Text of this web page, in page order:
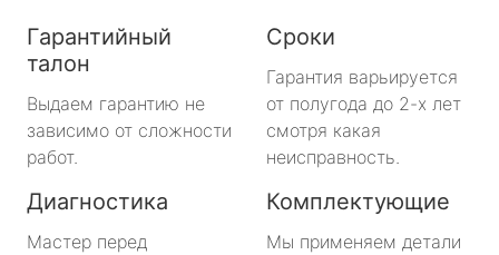
Гарантийный
талон
Выдаем гарантию не
зависимо от сложности
работ.
Сроки
Гарантия варьируется
от полугода до 2-х лет
смотря какая
неисправность.
Диагностика
Мастер перед
Комплектующие
Мы применяем детали